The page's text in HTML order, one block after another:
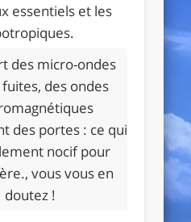
essentiels et les
des micro-ondes
des ondes
des portes : ce qui
nocif pour
vous vous en
doutez !